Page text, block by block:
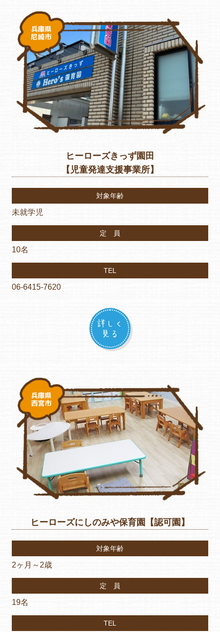
兵庫県
尼崎市
ヒーローズきっず園田
【児童発達支援事業所】
対象年齢
未就学児
定 員
10名
TEL
06-6415-7620
詳しく
見る
兵庫県
西宮市
ヒーローズにしのみや保育園【認可園】
対象年齢
2ヶ月～2歳
定 員
19名
TEL